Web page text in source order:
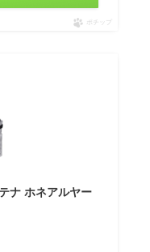
ポチップ
ナ ホネアルヤー